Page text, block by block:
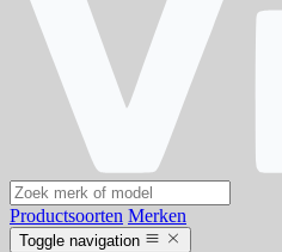
Productsoorten Merken
Toggle navigation